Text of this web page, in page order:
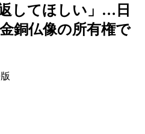
してほしい」…日
銅仏像の所有権で